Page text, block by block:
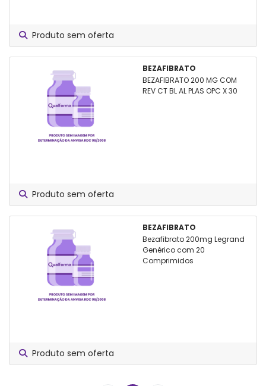
Produto sem oferta
BEZAFIBRATO
BEZAFIBRATO 200 MG COM
REV CT BL AL PLAS OPC X 30
Produto sem oferta
BEZAFIBRATO
Bezafibrato 200mg Legrand
Genérico com 20
Comprimidos
Produto sem oferta